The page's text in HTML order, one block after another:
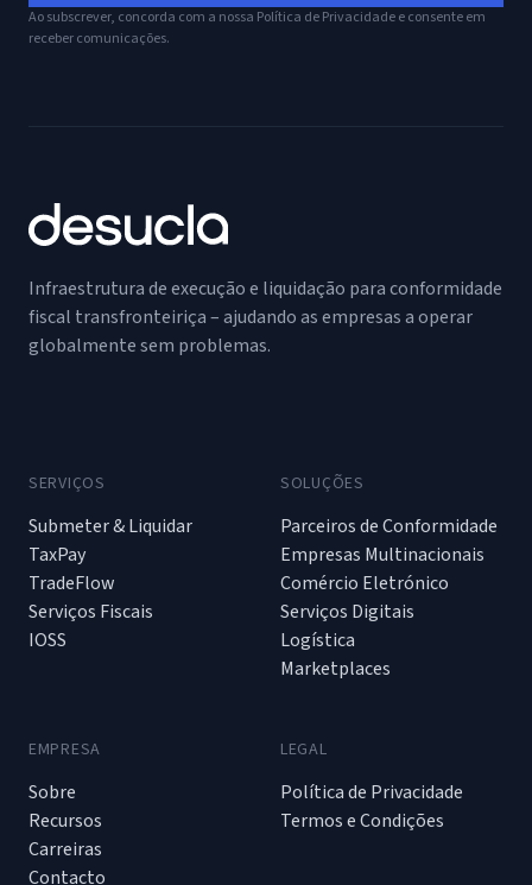
Ao subscrever, concorda com a nossa Política de Privacidade e consente em
receber comunicações.
Infraestrutura de execução e liquidação para conformidade
fiscal transfronteiriça – ajudando as empresas a operar
globalmente sem problemas.
SERVIÇOS
Submeter & Liquidar
TaxPay
TradeFlow
Serviços Fiscais
IOSS
SOLUÇÕES
Parceiros de Conformidade
Empresas Multinacionais
Comércio Eletrónico
Serviços Digitais
Logística
Marketplaces
EMPRESA
Sobre
Recursos
Carreiras
Contacto
LEGAL
Política de Privacidade
Termos e Condições